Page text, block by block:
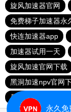
旋风加速器官网
免费梯子加速器永
快连加速器app
加速器试用一天
旋风加速官网下载
黑洞加速npv官网
暴雪加速器
永久免